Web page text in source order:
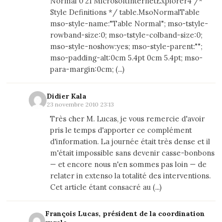
Style Definitions */ table.MsoNormalTable
mso-style-name:"Table Normal"; mso-tstyle-
rowband-size:0; mso-tstyle-colband-size:0;
mso-style-noshow:yes; mso-style-parent:"";
mso-padding-alt:0cm 5.4pt 0cm 5.4pt; mso-
para-margin:0cm; (...)
Didier Kala
23 novembre 2010 23:13
Très cher M. Lucas, je vous remercie d'avoir
pris le temps d'apporter ce complément
d'information. La journée était très dense et il
m'était impossible sans devenir casse-bonbons
— et encore nous n'en sommes pas loin — de
relater in extenso la totalité des interventions.
Cet article étant consacré au (...)
François Lucas, président de la coordination